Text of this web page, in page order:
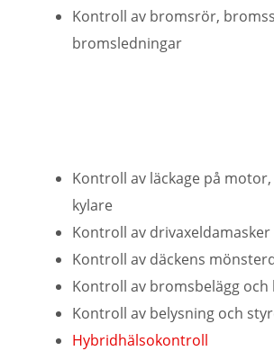
Kontroll av bromsrör,
bromsledningar
Kontroll av läckage på
kylare
Kontroll av drivaxeldamasker
Kontroll av däckens
Kontroll av bromsbelägg
Kontroll av belysning och
Hybridhälsokontroll